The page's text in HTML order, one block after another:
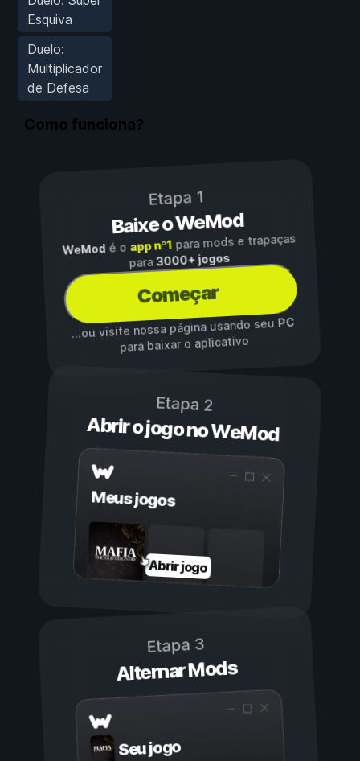
Esquiva
Duelo:
Multiplicador
de Defesa
Como funciona?
Etapa 1
Baixe o WeMod
WeModé o app nº1para mods e trapaças
para3000+ jogos
Começar
...ou visite nossa página usando seuPC
para baixar o aplicativo
Etapa 2
Abrir o jogo no WeMod
Meus jogos
Abrir jogo
Etapa 3
Alternar Mods
Seu jogo